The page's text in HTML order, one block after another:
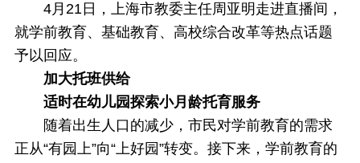
4月21日，上海市教委主任周亚明走进直播间，
就学前教育、基础教育、高校综合改革等热点话题
予以回应。
加大托班供给
适时在幼儿园探索小月龄托育服务
随着出生人口的减少，市民对学前教育的需求
正从“有园上”向“上好园”转变。接下来，学前教育的